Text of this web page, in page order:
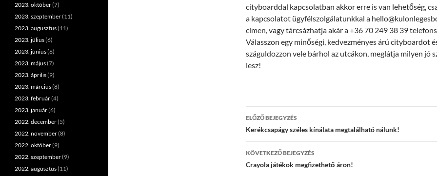
cityboarddal kapcsolatban akkor erre is van lehetőség,
a kapcsolatot ügyfélszolgálatunkkal a
címen, vagy tárcsázhatja akár a +36 70 249 38 39
Válasszon egy minőségi, kedvezményes árú cityboardot
száguldozzon vele bárhol az utcákon, meglátja milyen jó
lesz!
Bejegyzések
navigációja
ELŐZŐ BEJEGYZÉS
Kerékcsapágy széles kínálata megtalálható nálunk!
KÖVETKEZŐ BEJEGYZÉS
Crayola játékok megfizethető áron!
2023. október(7)
2023. szeptember(11)
2023. augusztus(11)
2023. július(6)
2023. június(6)
2023. május(7)
2023. április(9)
2023. március(8)
2023. február(4)
2023. január(6)
2022. december(5)
2022. november(8)
2022. október(9)
2022. szeptember(9)
2022. augusztus(11)